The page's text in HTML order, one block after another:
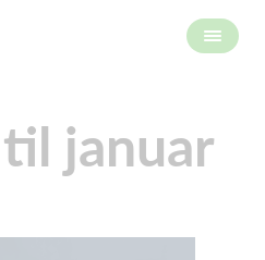
januar